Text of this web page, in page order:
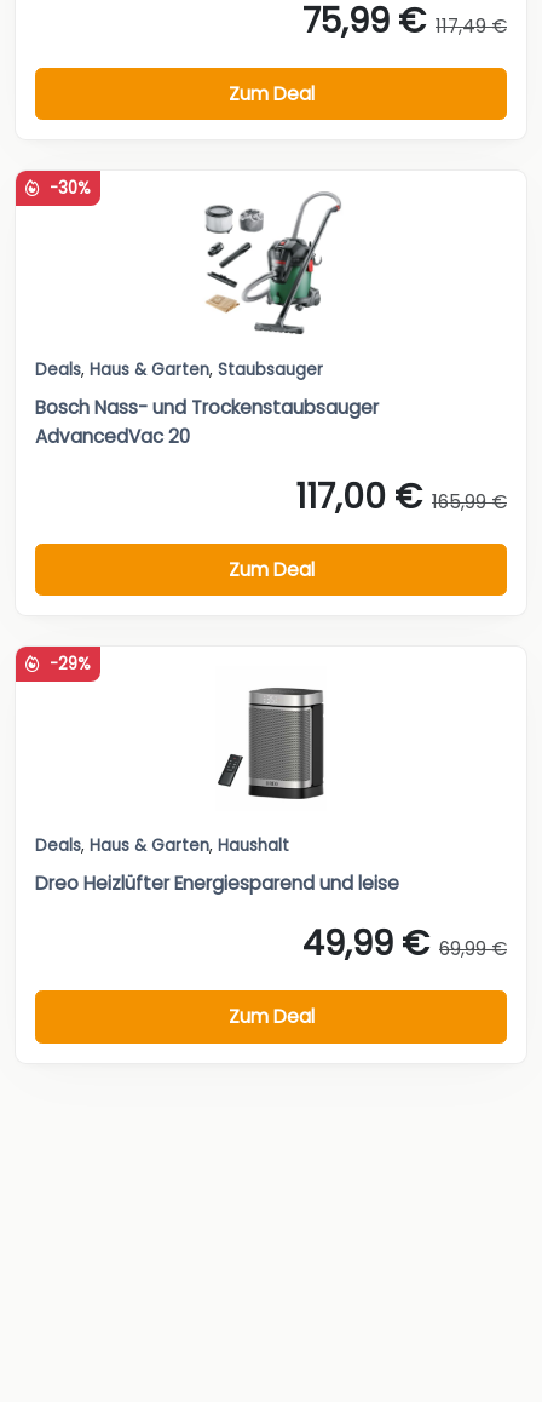
75,99 € 117,49 €
Zum Deal
-30%
Deals, Haus & Garten, Staubsauger
Bosch Nass- und Trockenstaubsauger
AdvancedVac 20
117,00 € 165,99 €
Zum Deal
-29%
Deals, Haus & Garten, Haushalt
Dreo Heizlüfter Energiesparend und leise
49,99 € 69,99 €
Zum Deal